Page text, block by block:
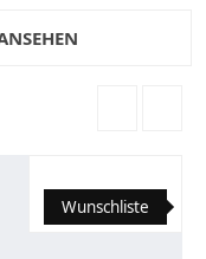
Wunschliste